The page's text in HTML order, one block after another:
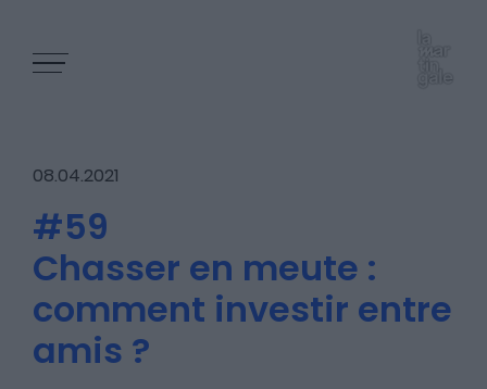
Les épisodes
Les articles
08.04.2021
#59
Chasser en meute :
comment investir entre
amis ?